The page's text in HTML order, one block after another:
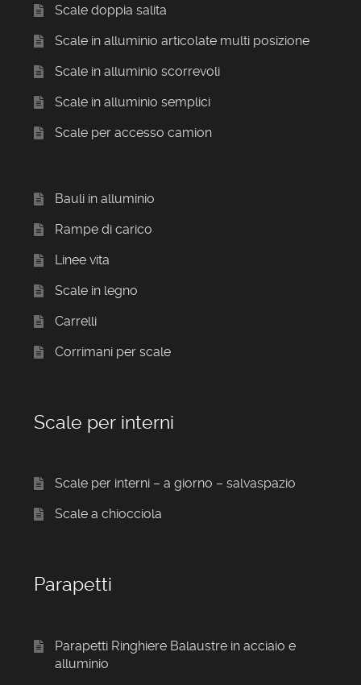
Scale doppia salita
Scale in alluminio articolate multi posizione
Scale in alluminio scorrevoli
Scale in alluminio semplici
Scale per accesso camion
Bauli in alluminio
Rampe di carico
Linee vita
Scale in legno
Carrelli
Corrimani per scale
Scale per interni
Scale per interni – a giorno – salvaspazio
Scale a chiocciola
Parapetti
Parapetti Ringhiere Balaustre in acciaio e
alluminio